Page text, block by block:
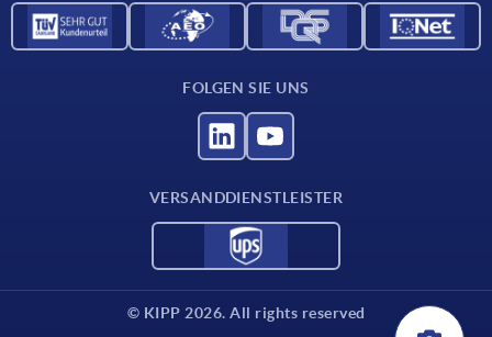
FOLGEN SIE UNS
VERSANDDIENSTLEISTER
© KIPP 2026. All rights reserved